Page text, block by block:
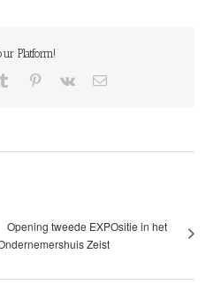
Platform!
tumblr pinterest
vk
E-
Opening tweede EXPOsitie in het
Zeist